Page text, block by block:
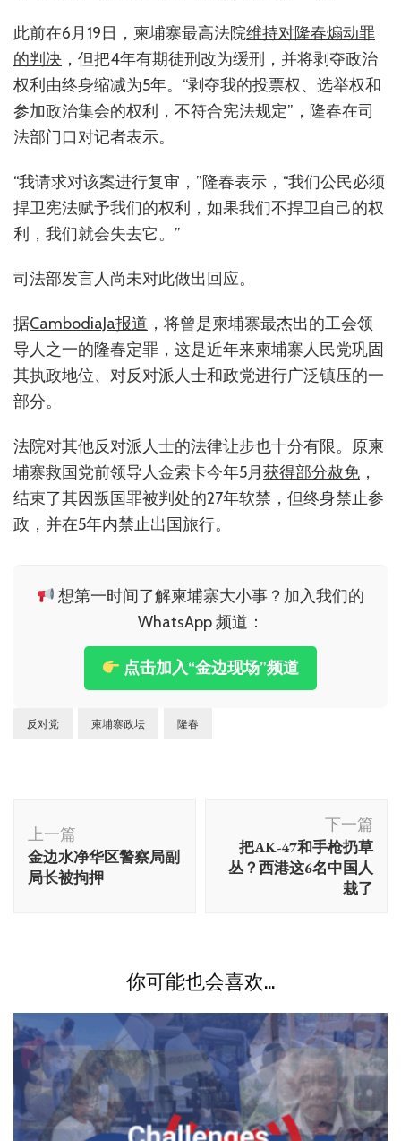
此前在6月19日，柬埔寨最高法院维持对隆春煽动罪
的判决 ，但把4年有期徒刑改为缓刑，并将剥夺政治
权利由终身缩减为5年。“剥夺我的投票权、选举权和
参加政治集会的权利，不符合宪法规定”，隆春在司
法部门口对记者表示。
“我请求对该案进行复审，”隆春表示，“我们公民必须
捍卫宪法赋予我们的权利，如果我们不捍卫自己的权
利，我们就会失去它。”
司法部发言人尚未对此做出回应。
据CambodiaJa报道 ，将曾是柬埔寨最杰出的工会领
导人之一的隆春定罪，这是近年来柬埔寨人民党巩固
其执政地位、对反对派人士和政党进行广泛镇压的一
部分。
法院对其他反对派人士的法律让步也十分有限。原柬
埔寨救国党前领导人金索卡今年5月获得部分赦免 ，
结束了其因叛国罪被判处的27年软禁，但终身禁止参
政，并在5年内禁止出国旅行。
想第一时间了解柬埔寨大小事？加入我们的
WhatsApp 频道：
点击加入“金边现场”频道
反对党 柬埔寨政坛 隆春
文
导
航
上一篇
金边水净华区警察局副
局长被拘押
下一篇
把AK-47和手枪扔草
丛？西港这6名中国人
栽了
你可能也会喜欢...